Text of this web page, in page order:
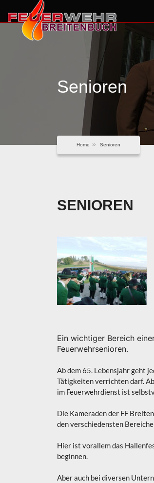
Senioren
Home Senioren
SENIOREN
Ein wichtiger Bereich
Feuerwehrsenioren.
Ab dem 65. Lebensjahr geht
Tätigkeiten verrichten darf.
im Feuerwehrdienst ist
Die Kameraden der FF
den verschiedensten
Hier ist vorallem das
beginnen.
Aber auch bei diversen